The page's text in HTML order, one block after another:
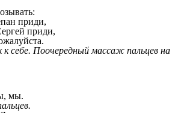
приди,
приди,
к себе. Поочередный массаж пальцев на
мы.